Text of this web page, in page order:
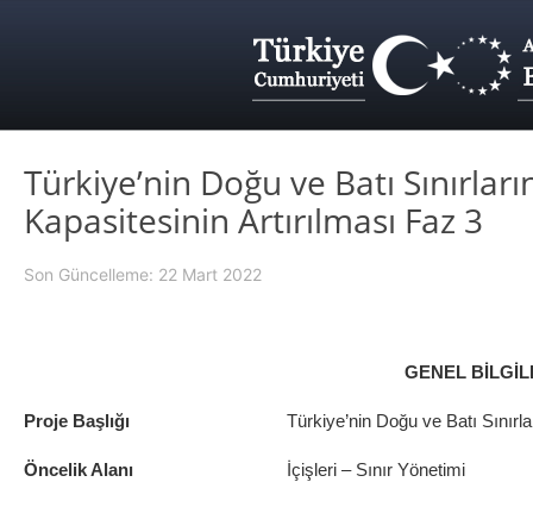
Türkiye’nin Doğu ve Batı
Kapasitesinin Artırılması Faz 3
Son Güncelleme: 22 Mart 2022
GENEL
Proje Başlığı Türkiye’nin Doğu ve Batı
Öncelik Alanı İçişleri – Sınır Yönetimi